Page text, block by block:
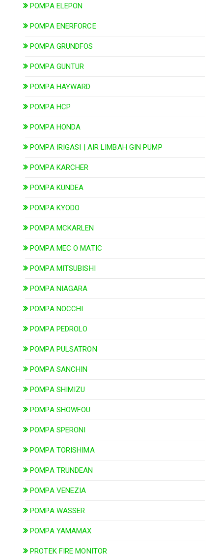
POMPA ELEPON
POMPA ENERFORCE
POMPA GRUNDFOS
POMPA GUNTUR
POMPA HAYWARD
POMPA HCP
POMPA HONDA
POMPA IRIGASI | AIR LIMBAH GIN PUMP
POMPA KARCHER
POMPA KUNDEA
POMPA KYODO
POMPA MCKARLEN
POMPA MEC O MATIC
POMPA MITSUBISHI
POMPA NIAGARA
POMPA NOCCHI
POMPA PEDROLO
POMPA PULSATRON
POMPA SANCHIN
POMPA SHIMIZU
POMPA SHOWFOU
POMPA SPERONI
POMPA TORISHIMA
POMPA TRUNDEAN
POMPA VENEZIA
POMPA WASSER
POMPA YAMAMAX
PROTEK FIRE MONITOR